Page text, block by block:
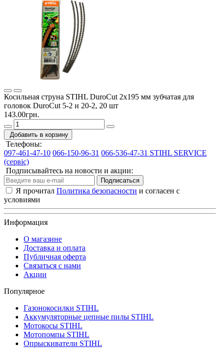
Косильная струна STIHL DuroCut 2х195 мм зубчатая для
головок DuroCut 5-2 и 20-2, 20 шт
143.00грн.
Добавить в корзину
Телефоны:
097-461-47-10 066-150-96-31 066-536-47-31 STIHL SERVICE
(сервіс)
Подписывайтесь на новости и акции:
Подписаться
Я прочитал Политика безопасности и согласен с
условиями
Информация
О магазине
Доставка и оплата
Публичная оферта
Связаться с нами
Акции
Популярное
Газонокосилки STIHL
Аккумуляторные цепные пилы STIHL
Мотокосы STIHL
Мотопомпы STIHL
Опрыскиватели STIHL